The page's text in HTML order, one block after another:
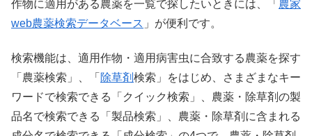
作物に適用がある農薬を一覧で探したいときには、「 農家
web農薬検索データベース 」が便利です。
検索機能は、適用作物・適用病害虫に合致する農薬を探す
「農薬検索」、「 除草剤検索」をはじめ、さまざまなキー
ワードで検索できる「クイック検索」、農薬・除草剤の製
品名で検索できる「製品検索」、農薬・除草剤に含まれる